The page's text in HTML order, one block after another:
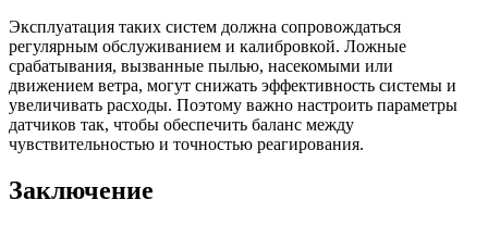
Эксплуатация таких систем должна сопровождаться
регулярным обслуживанием и калибровкой. Ложные
срабатывания, вызванные пылью, насекомыми или
движением ветра, могут снижать эффективность системы и
увеличивать расходы. Поэтому важно настроить параметры
датчиков так, чтобы обеспечить баланс между
чувствительностью и точностью реагирования.
Заключение